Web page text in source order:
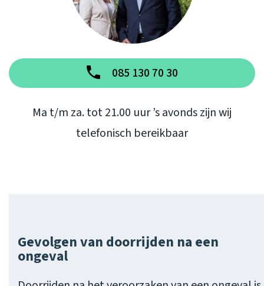
085 130 70 30
Ma t/m za. tot 21.00 uur ’s avonds zijn wij
telefonisch bereikbaar
Gevolgen van doorrijden na een
ongeval